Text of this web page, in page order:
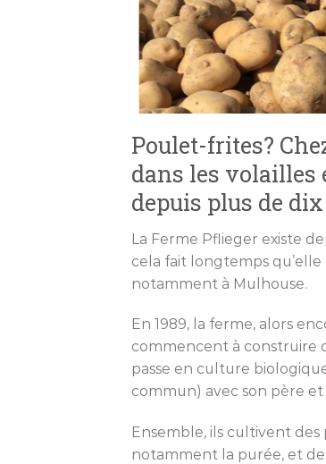
Poulet-frites?
dans les volailles
depuis plus de
La Ferme Pflieger existe
cela fait longtemps qu’elle
notamment à Mulhouse.
En 1989, la ferme, alors
commencent à construire
passe en culture
commun) avec son père
Ensemble, ils cultivent
notamment la purée, et